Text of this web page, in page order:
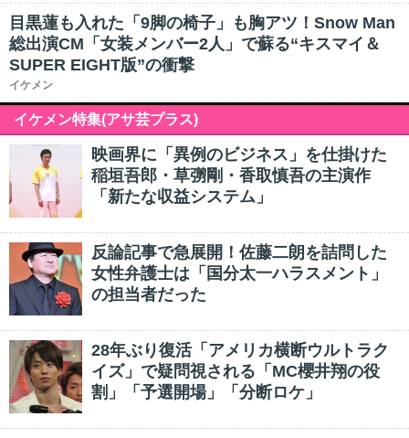
目黒蓮も入れた「9脚の椅子」も胸アツ！Snow Man
総出演CM「女装メンバー2人」で蘇る“キスマイ＆
SUPER EIGHT版”の衝撃
イケメン
イケメン特集(アサ芸プラス)
映画界に「異例のビジネス」を仕掛けた
稲垣吾郎・草彅剛・香取慎吾の主演作
「新たな収益システム」
反論記事で急展開！佐藤二朗を詰問した
女性弁護士は「国分太一ハラスメント」
の担当者だった
28年ぶり復活「アメリカ横断ウルトラク
イズ」で疑問視される「MC櫻井翔の役
割」「予選開場」「分断ロケ」